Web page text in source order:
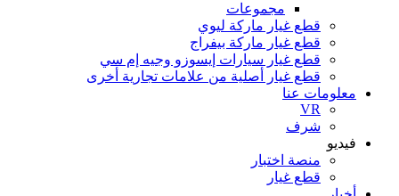
مجموعات
قطع غيار ماركة ليوي
قطع غيار ماركة بيفراج
قطع غيار سيارات إيسوزو وجيه إم سي
قطع غيار أصلية من علامات تجارية أخرى
معلومات عنا
VR
شرف
فيديو
منصة اختبار
قطع غيار